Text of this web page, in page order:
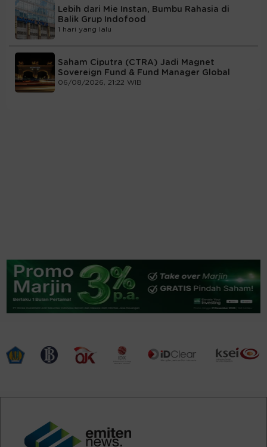
Lebih dari Mie Instan, Bumbu Rahasia di
Balik Grup Indofood
1 hari yang lalu
Saham Ciputra (CTRA) Jadi Magnet
Sovereign Fund & Fund Manager Global
06/08/2026, 21:22 WIB